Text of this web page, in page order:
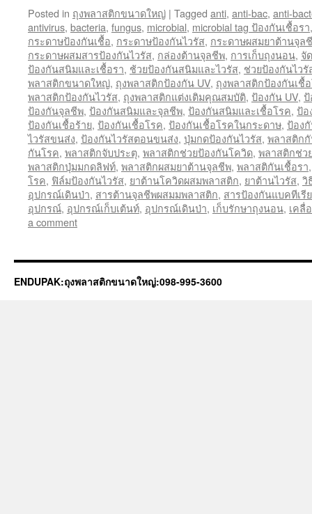
Posted in ถุงพลาสติกขนาดใหญ่ | Tagged anti, anti-bac, anti-
antivirus, bacteria, fungus, microbial, microbial tag ป้องกันเชื้อรา
กระดาษป้องกันเชื้อ, กระดาษป้องกันไวรัส, กระดาษผสมยาต้านจุล
กระดาษผสมสารป้องกันไวรัส, กล่องต้านจุลชีพ, การเก็บถุงนอน, จั
ป้องกันสนิมและเชื้อรา, ช้วยป้องกันสนิมและไวรัส, ช่วยป้องกันไว
พลาสติกขนาดใหญ่, ถุงพลาสติกป้องกัน UV, ถุงพลาสติกป้องกันเชื้
พลาสติกป้องกันไวรัส, ถุงพลาสติกแต่งเติมคุณสมบัติ, ป้องกัน UV,
ป้องกันจุลชีพ, ป้องกันสนิมและจุลชีพ, ป้องกันสนิมและเชื้อโรค, ป้อ
ป้องกันเชื้อร้าย, ป้องกันเชื้อโรค, ป้องกันเชื้อโรคในกระดาษ, ป้อง
ไวรัสขนส่ง, ป้องกันไวรัสตอนขนส่ง, ปุ่มกดป้องกันไวรัส, พลาสติก
กันโรค, พลาสติกจับประตุ, พลาสติกช่วยป้องกันโควิด, พลาสติกช่ว
พลาสติกปุ่มมกดลิฟท์, พลาสติกผสมยาต้านจุลชีพ, พลาสติกันเชื้อรา
โรค, ฟิล์มป้องกันไวรัส, ยาต้านโควิดผสมพลาสติก, ยาต้านไวรัส, วิ
อุปกรณ์เดินป่า, สารต้านจุลชีพผสมมพลาสติก, สารป้องกันแบคทีเรีย
อุปกรณ์, อุปกรณ์เก็บเต้นท์, อุปกรณ์เดินป่า, เก็บรักษาถุงนอน, เคลื่
a comment
ENDUPAK:ถุงพลาสติกขนาดใหญ่:098-995-3600